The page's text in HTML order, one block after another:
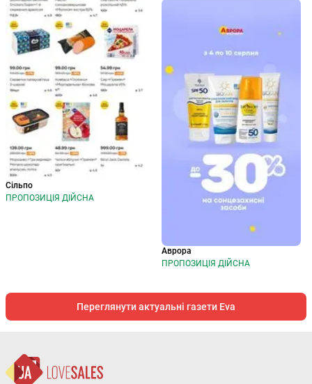
Сільпо
ПРОПОЗИЦІЯ ДІЙСНА
Аврора
ПРОПОЗИЦІЯ ДІЙСНА
Переглянути актуальні газети Eva